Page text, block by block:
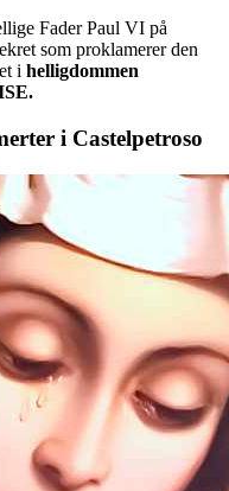
Fader Paul VI på
som proklamerer den
i helligdommen
i Castelpetroso